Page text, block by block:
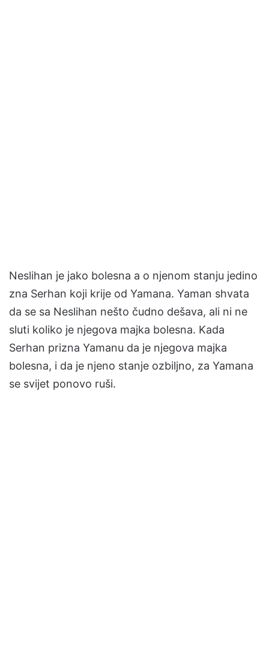
Neslihan je jako bolesna a o njenom stanju jedino
zna Serhan koji krije od Yamana. Yaman shvata
da se sa Neslihan nešto čudno dešava, ali ni ne
sluti koliko je njegova majka bolesna. Kada
Serhan prizna Yamanu da je njegova majka
bolesna, i da je njeno stanje ozbiljno, za Yamana
se svijet ponovo ruši.